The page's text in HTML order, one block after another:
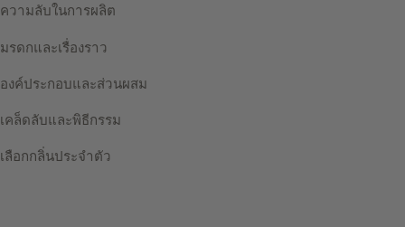
ความลับในการผลิต
มรดกและเรื่องราว
องค์ประกอบและส่วนผสม
เคล็ดลับและพิธีกรรม
เลือกกลิ่นประจำตัว